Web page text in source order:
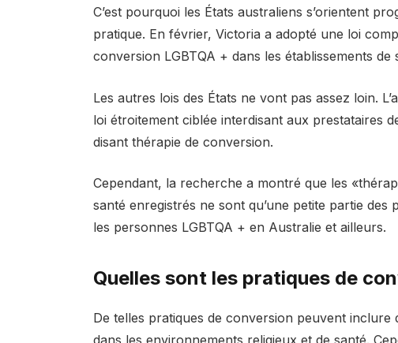
C’est pourquoi les États australiens s’orientent
pratique. En février, Victoria a adopté une loi
conversion LGBTQA + dans les établissements de
Les autres lois des États ne vont pas assez loin.
loi étroitement ciblée interdisant aux prestataires
disant thérapie de conversion.
Cependant, la recherche a montré que les
santé enregistrés ne sont qu’une petite partie
les personnes LGBTQA + en Australie et ailleurs.
Quelles sont les pratiques de
De telles pratiques de conversion peuvent
dans les environnements religieux et de santé.